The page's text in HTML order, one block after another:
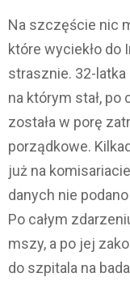
Na szczęście nic
które wyciekło do
strasznie. 32-
na którym stał, po
została w porę
porządkowe.
już na
danych nie
Po całym
mszy, a po jej
do szpitala na